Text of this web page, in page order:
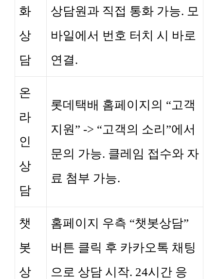
화
상
담
상담원과 직접 통화 가능. 모
바일에서 번호 터치 시 바로
연결.
온
라
인
상
담
롯데택배 홈페이지의 “고객
지원” -> “고객의 소리”에서
문의 가능. 클레임 접수와 자
료 첨부 가능.
챗
봇
상
홈페이지 우측 “챗봇상담”
버튼 클릭 후 카카오톡 채팅
으로 상담 시작. 24시간 응